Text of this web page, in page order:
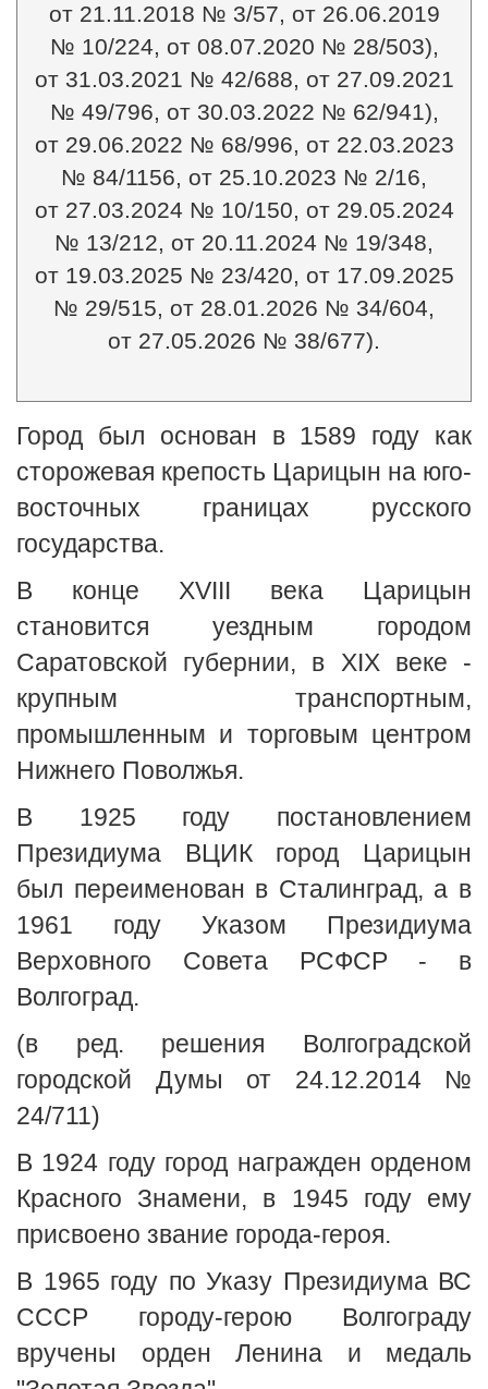
от 21.11.2018 № 3/57, от 26.06.2019
№ 10/224, от 08.07.2020 № 28/503),
от 31.03.2021 № 42/688, от 27.09.2021
№ 49/796, от 30.03.2022 № 62/941),
от 29.06.2022 № 68/996, от 22.03.2023
№ 84/1156, от 25.10.2023 № 2/16,
от 27.03.2024 № 10/150, от 29.05.2024
№ 13/212, от 20.11.2024 № 19/348,
от 19.03.2025 № 23/420, от 17.09.2025
№ 29/515, от 28.01.2026 № 34/604,
от 27.05.2026 № 38/677).
Город был основан в 1589 году как
сторожевая крепость Царицын на юго-
восточных границах русского
государства.
В конце XVIII века Царицын
становится уездным городом
Саратовской губернии, в XIX веке -
крупным транспортным,
промышленным и торговым центром
Нижнего Поволжья.
В 1925 году постановлением
Президиума ВЦИК город Царицын
был переименован в Сталинград, а в
1961 году Указом Президиума
Верховного Совета РСФСР - в
Волгоград.
(в ред. решения Волгоградской
городской Думы от 24.12.2014 №
24/711)
В 1924 году город награжден орденом
Красного Знамени, в 1945 году ему
присвоено звание города-героя.
В 1965 году по Указу Президиума ВС
СССР городу-герою Волгограду
вручены орден Ленина и медаль